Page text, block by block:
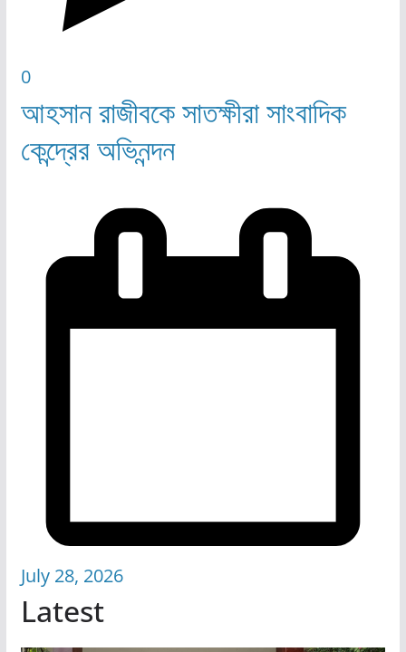
0
আহসান রাজীবকে সাতক্ষীরা সাংবাদিক
কেন্দ্রের অভিনন্দন
July 28, 2026
Latest